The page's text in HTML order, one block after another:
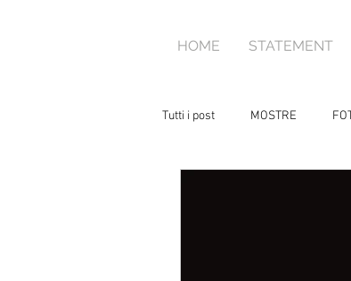
HOME STATEMENT
Tutti i post MOSTRE